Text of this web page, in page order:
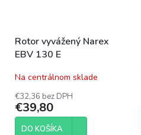
Rotor vyvážený Narex
EBV 130 E
Na centrálnom sklade
€32,36 bez DPH
€39,80
DO KOŠÍKA